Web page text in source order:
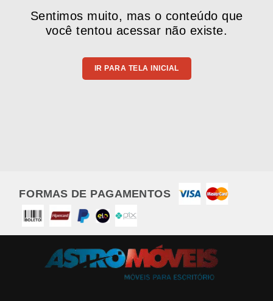
Sentimos muito, mas o conteúdo que
você tentou acessar não existe.
IR PARA TELA INICIAL
FORMAS DE PAGAMENTOS